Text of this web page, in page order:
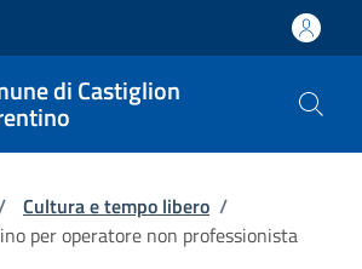
di Castiglion
pane
Cultura e tempo libero /
per operatore non professionista